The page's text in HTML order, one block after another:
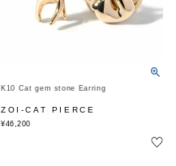
K10 Cat gem stone Earring
ZOI-CAT PIERCE
¥46,200